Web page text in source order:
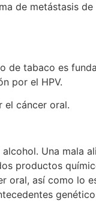
de metástasis de
de tabaco es
por el HPV.
el cáncer oral.
Una mala
productos
oral, así como lo